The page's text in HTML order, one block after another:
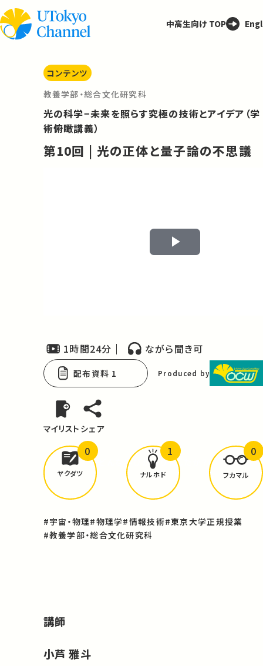
中高生向け TOP
コンテンツ
教養学部・総合文化研究科
光の科学−未来を照らす究極の技術とアイデア（学
術俯瞰講義）
第10回 | 光の正体と量子論の不思議
Play
1時間24分 ながら聞き可
配布資料 1 Produced by
マイリスト シェア
どんな学びがありましたか？
ヤクダツ
0
ナルホド
1
フカマル
0
#宇宙・物理#物理学#情報技術#東京大学正規授業
#教養学部・総合文化研究科
講師
小芦 雅斗